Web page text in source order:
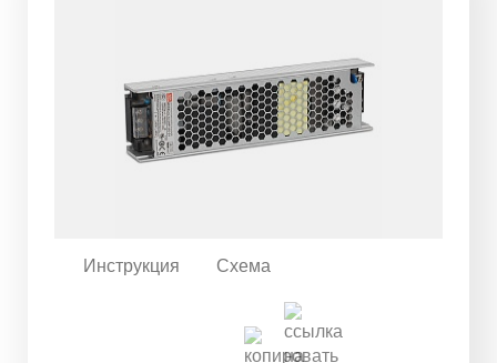
Инструкция Схема